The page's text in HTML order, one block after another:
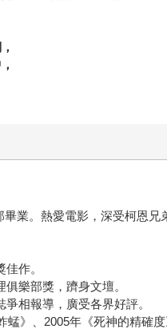
業。熱愛電影，深受柯恩
作。
樂部獎，躋身文壇。
相報導，廣受各界好評。
》、2005年《死神的精確